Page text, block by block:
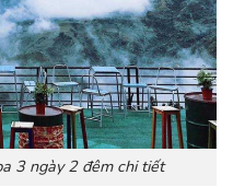
3 ngày 2 đêm chi tiết